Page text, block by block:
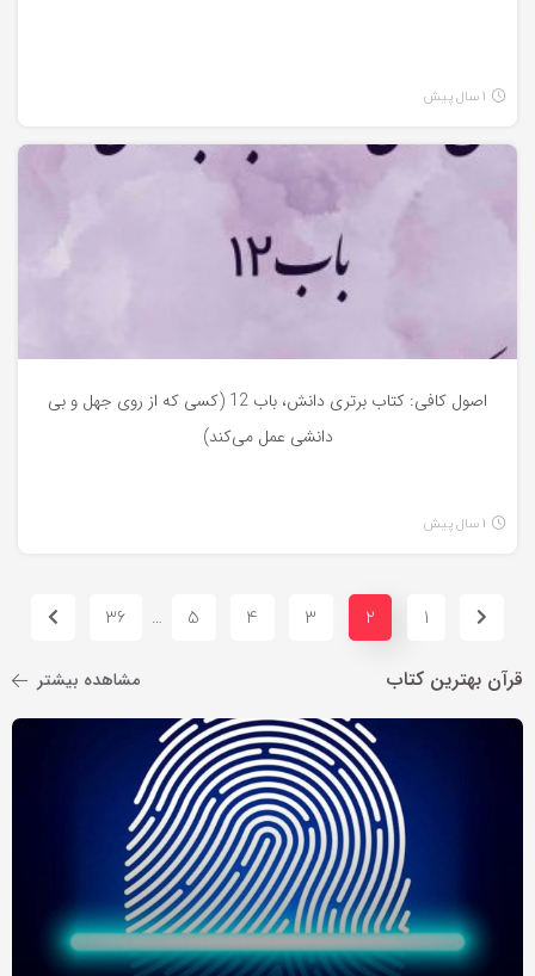
1 سال پیش
اصول کافی: کتاب برتری دانش، باب 12 (کسی که از روی جهل و بی
دانشی عمل می‌کند)
1 سال پیش
1
2
3
4
5
…
36
قرآن بهترین کتاب مشاهده بیشتر